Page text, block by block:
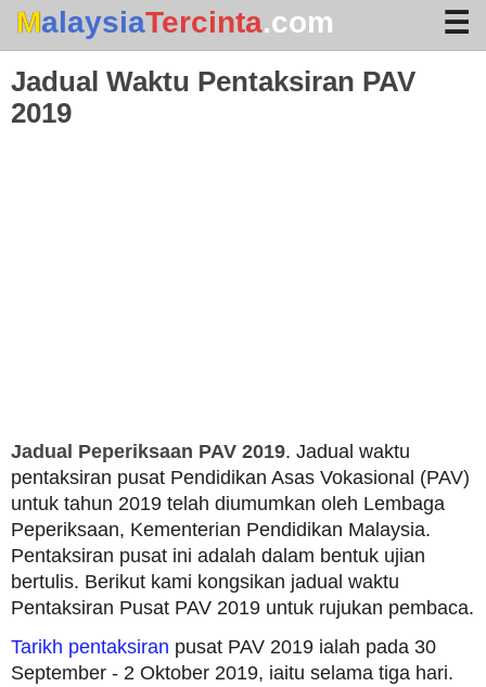
MalaysiaTercinta.com
Jadual Waktu Pentaksiran PAV
2019
Jadual Peperiksaan PAV 2019. Jadual waktu
pentaksiran pusat Pendidikan Asas Vokasional (PAV)
untuk tahun 2019 telah diumumkan oleh Lembaga
Peperiksaan, Kementerian Pendidikan Malaysia.
Pentaksiran pusat ini adalah dalam bentuk ujian
bertulis. Berikut kami kongsikan jadual waktu
Pentaksiran Pusat PAV 2019 untuk rujukan pembaca.
Tarikh pentaksiran pusat PAV 2019 ialah pada 30
September - 2 Oktober 2019, iaitu selama tiga hari.